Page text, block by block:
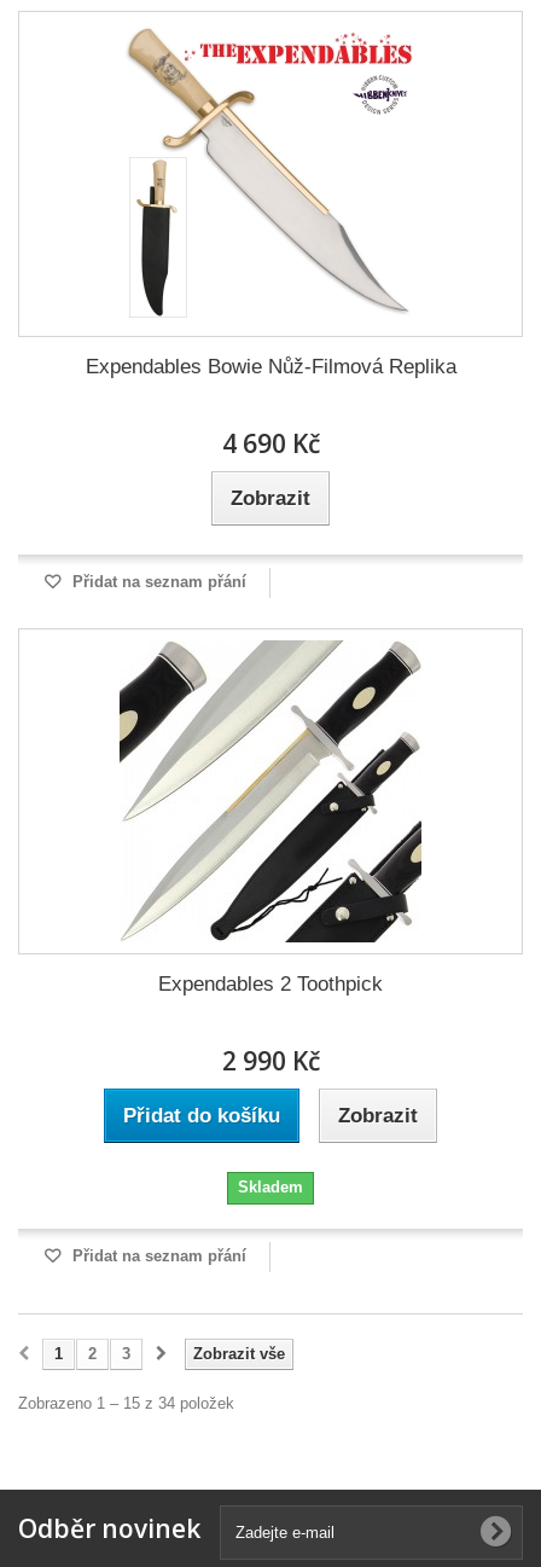
Expendables Bowie Nůž-Filmová Replika
4 690 Kč
Zobrazit
Přidat na seznam přání
Expendables 2 Toothpick
2 990 Kč
Přidat do košíku Zobrazit
Skladem
Přidat na seznam přání
Zobrazit vše
1 2 3
Zobrazeno 1 – 15 z 34 položek
Odběr novinek